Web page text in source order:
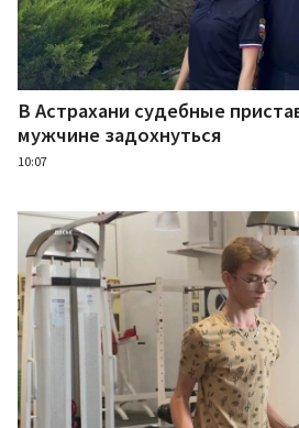
В Астрахани судебные
мужчине задохнуться
10:07